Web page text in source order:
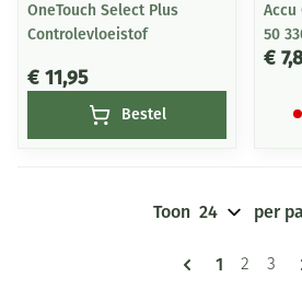
OneTouch Select Plus
Controlevloeistof
€ 11,95
Bestel
Accu
50
€
Pagina's
U lees
1 Pagina
2 3
Toon per